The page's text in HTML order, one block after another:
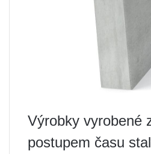
Výrobky vyrobené
postupem času